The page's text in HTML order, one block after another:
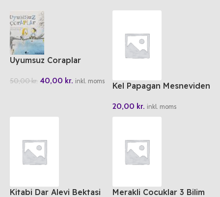
Uyumsuz Coraplar
50,00kr. 40,00 kr. inkl. moms
Kel Papagan Mesneviden
20,00 kr. inkl. moms
Kitabi Dar Alevi Bektasi Merakli Cocuklar 3 Bilim